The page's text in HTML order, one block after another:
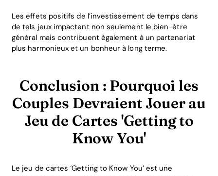
Les effets positifs de l’investissement de temps dans
de tels jeux impactent non seulement le bien-être
général mais contribuent également à un partenariat
plus harmonieux et un bonheur à long terme.
Conclusion : Pourquoi les
Couples Devraient Jouer au
Jeu de Cartes 'Getting to
Know You'
Le jeu de cartes ‘Getting to Know You’ est une